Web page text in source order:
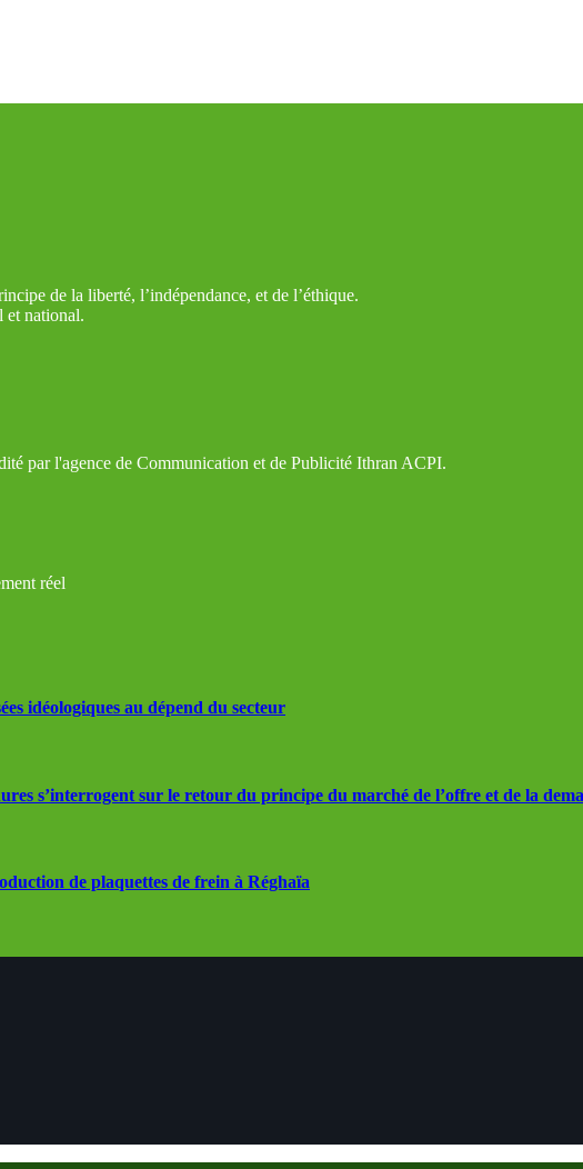
de la liberté, l’indépendance, et de l’éthique.
et national.
par l'agence de Communication et de Publicité Ithran ACPI.
réel
idéologiques au dépend du secteur
s’interrogent sur le retour du principe du marché de l’offre et de la
de plaquettes de frein à Réghaïa